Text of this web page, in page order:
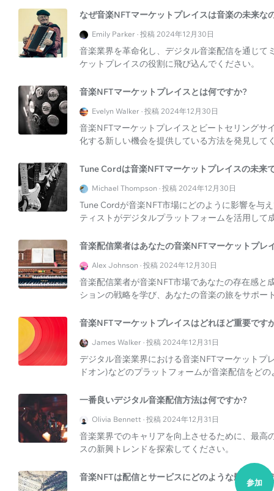
なぜ音楽NFTマーケットプレイスは音楽の未来な
Emily Parker · 投稿 2024年12月30日
音楽業界を革命化し、デジタル音楽配信を通じ
ケットプレイスの役割に飛び込んでください。
音楽NFTマーケットプレイスとは何ですか?
Evelyn Walker · 投稿 2024年12月30日
音楽NFTマーケットプレイスとビートセリングサ
化する新しい機会を提供している方法を発見して
Tune Cordは音楽NFTマーケットプレイスの未来
Michael Thompson · 投稿 2024年12月30日
Tune Cordが音楽NFT市場にどのように影響を与
ティストがデジタルプラットフォームを活用して
音楽配信業者はあなたの音楽NFTマーケットプレ
Alex Johnson · 投稿 2024年12月30日
音楽配信業者が音楽NFT市場であなたの存在感と
ションの戦略を学び、あなたの音楽の旅をサポ
音楽NFTマーケットプレイスはどれほど重要です
James Walker · 投稿 2024年12月31日
デジタル音楽業界における音楽NFTマーケット
ドオン)などのプラットフォームが音楽配信をど
一番良いデジタル音楽配信方法は何ですか?
Olivia Bennett · 投稿 2024年12月31日
音楽業界でのキャリアを向上させるために、最
スの新興トレンドを探索してください。
音楽NFTは配信とサービスにどのような影響を与
参加